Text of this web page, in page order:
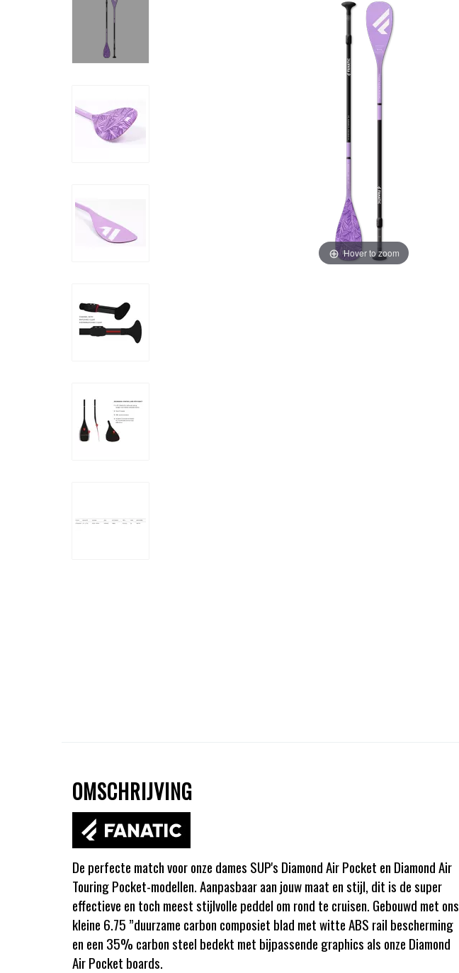
Hover to zoom
OMSCHRIJVING
De perfecte match voor onze dames SUP's Diamond Air Pocket en Diamond Air
Touring Pocket-modellen. Aanpasbaar aan jouw maat en stijl, dit is de super
effectieve en toch meest stijlvolle peddel om rond te cruisen. Gebouwd met ons
kleine 6.75 ”duurzame carbon composiet blad met witte ABS rail bescherming
en een 35% carbon steel bedekt met bijpassende graphics als onze Diamond
Air Pocket boards.